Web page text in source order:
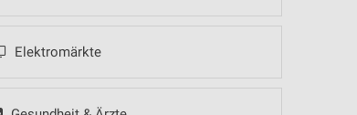
Elektromärkte